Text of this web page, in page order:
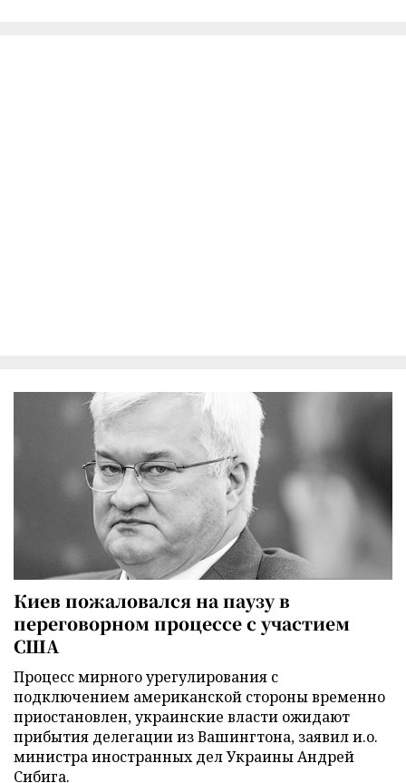
Киев пожаловался на паузу в
переговорном процессе с участием
США
Процесс мирного урегулирования с
подключением американской стороны временно
приостановлен, украинские власти ожидают
прибытия делегации из Вашингтона, заявил и.о.
министра иностранных дел Украины Андрей
Сибига.